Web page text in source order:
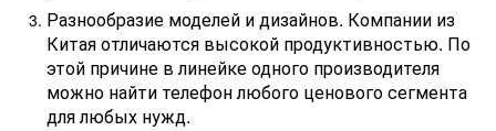
Разнообразие моделей и дизайнов. Компании из
Китая отличаются высокой продуктивностью. По
этой причине в линейке одного производителя
можно найти телефон любого ценового сегмента
для любых нужд.